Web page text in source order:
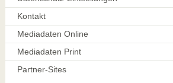
Kontakt
Mediadaten Online
Mediadaten Print
Partner-Sites